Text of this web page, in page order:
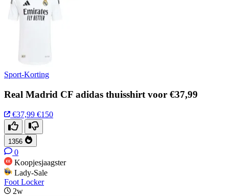
Sport-Korting
Real Madrid CF adidas thuisshirt voor €37,99
€37,99 €150
1356
0
Koopjesjaagster
Lady-Sale
Foot Locker
2w